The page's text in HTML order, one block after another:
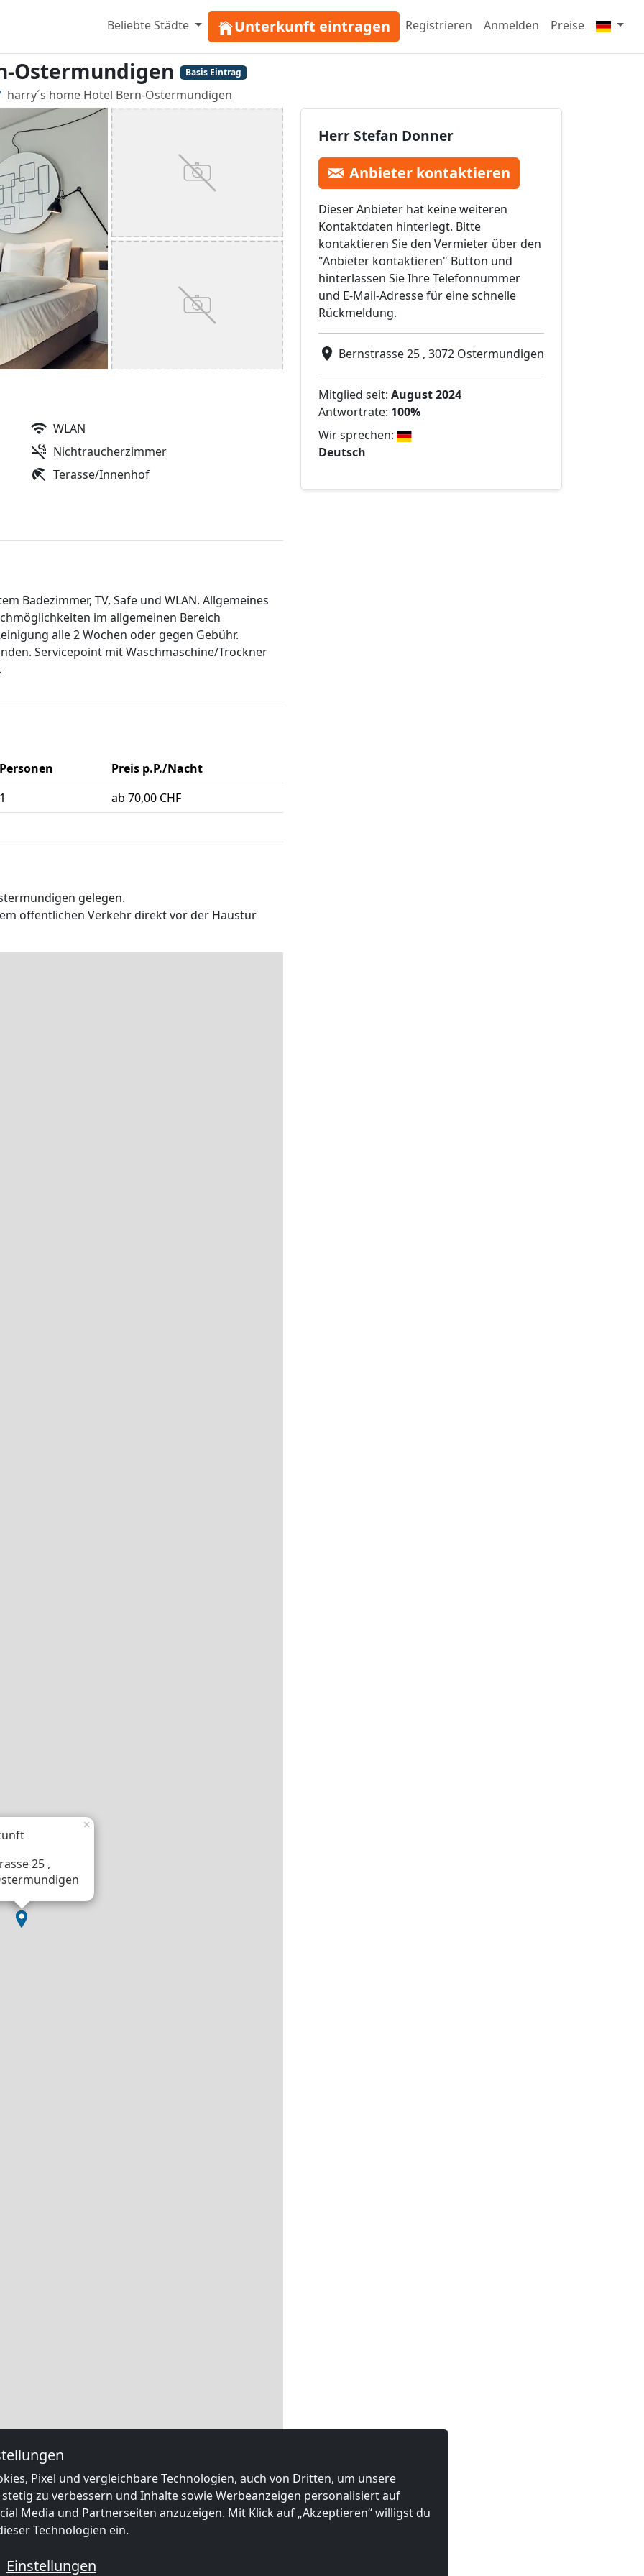
Beliebte Städte Unterkunft eintragen Registrieren Anmelden Preise
Ostermundigen Basis Eintrag
harry´s home Hotel Bern-Ostermundigen
Herr Stefan Donner
Anbieter kontaktieren
Dieser Anbieter hat keine weiteren
Kontaktdaten hinterlegt. Bitte
kontaktieren Sie den Vermieter über den
"Anbieter kontaktieren" Button und
hinterlassen Sie Ihre Telefonnummer
und E-Mail-Adresse für eine schnelle
Rückmeldung.
Bernstrasse 25 , 3072 Ostermundigen
Mitglied seit: August 2024
Antwortrate: 100%
Wir sprechen:
Deutsch
WLAN
Nichtraucherzimmer
Terasse/Innenhof
Badezimmer, TV, Safe und WLAN. Allgemeines
im allgemeinen Bereich
alle 2 Wochen oder gegen Gebühr.
Servicepoint mit Waschmaschine/Trockner
Personen
Preis p.P./Nacht
1
ab 70,00 CHF
gelegen.
öffentlichen Verkehr direkt vor der Haustür
25 ,
×
Pixel und vergleichbare Technologien, auch von Dritten, um unsere
zu verbessern und Inhalte sowie Werbeanzeigen personalisiert auf
Media und Partnerseiten anzuzeigen. Mit Klick auf „Akzeptieren“ willigst du
Technologien ein.
Einstellungen